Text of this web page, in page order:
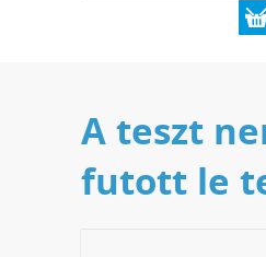
A teszt
futott le